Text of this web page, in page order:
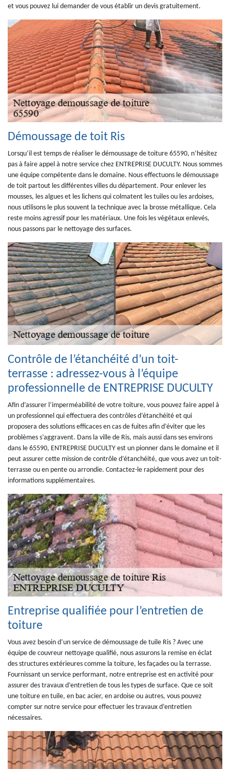
et vous pouvez lui demander de vous établir un devis gratuitement.
Démoussage de toit Ris
Lorsqu’il est temps de réaliser le démoussage de toiture 65590, n’hésitez
pas à faire appel à notre service chez ENTREPRISE DUCULTY. Nous sommes
une équipe compétente dans le domaine. Nous effectuons le démoussage
de toit partout les différentes villes du département. Pour enlever les
mousses, les algues et les lichens qui colmatent les tuiles ou les ardoises,
nous utilisons le plus souvent la technique avec la brosse métallique. Cela
reste moins agressif pour les matériaux. Une fois les végétaux enlevés,
nous passons par le nettoyage des surfaces.
Contrôle de l’étanchéité d’un toit-
terrasse : adressez-vous à l’équipe
professionnelle de ENTREPRISE DUCULTY
Afin d’assurer l’imperméabilité de votre toiture, vous pouvez faire appel à
un professionnel qui effectuera des contrôles d’étanchéité et qui
proposera des solutions efficaces en cas de fuites afin d’éviter que les
problèmes s’aggravent. Dans la ville de Ris, mais aussi dans ses environs
dans le 65590, ENTREPRISE DUCULTY est un pionner dans le domaine et il
peut assurer cette mission de contrôle d’étanchéité, que vous avez un toit-
terrasse ou en pente ou arrondie. Contactez-le rapidement pour des
informations supplémentaires.
Entreprise qualifiée pour l’entretien de
toiture
Vous avez besoin d’un service de démoussage de tuile Ris ? Avec une
équipe de couvreur nettoyage qualifié, nous assurons la remise en éclat
des structures extérieures comme la toiture, les façades ou la terrasse.
Fournissant un service performant, notre entreprise est en activité pour
assurer des travaux d’entretien de tous les types de surface. Que ce soit
une toiture en tuile, en bac acier, en ardoise ou autres, vous pouvez
compter sur notre service pour effectuer les travaux d’entretien
nécessaires.